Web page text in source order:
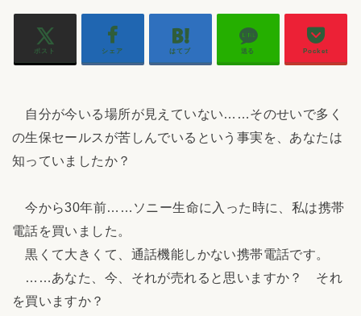
ポスト シェア はてブ 送る Pocket
自分が今いる場所が見えていない……そのせいで多く
の生保セールスが苦しんでいるという事実を、あなたは
知っていましたか？
今から30年前……ソニー生命に入った時に、私は携帯
電話を買いました。
黒くて大きくて、通話機能しかない携帯電話です。
……あなた、今、それが売れると思いますか？ それ
を買いますか？